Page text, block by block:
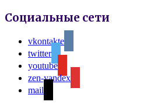
Социальные сети
vkontakte
twitter
youtube
zen-yandex
mail